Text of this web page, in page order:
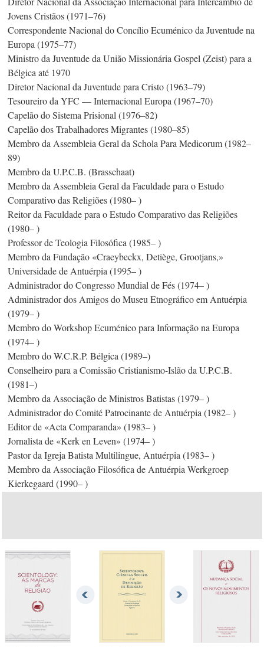
Jovens Cristãos (1971–76)
Correspondente Nacional do Concílio Ecuménico da Juventude na
Europa (1975–77)
Ministro da Juventude da União Missionária Gospel (Zeist) para a
Bélgica até 1970
Diretor Nacional da Juventude para Cristo (1963–79)
Tesoureiro da YFC — Internacional Europa (1967–70)
Capelão do Sistema Prisional (1976–82)
Capelão dos Trabalhadores Migrantes (1980–85)
Membro da Assembleia Geral da Schola Para Medicorum (1982–
89)
Membro da U.P.C.B. (Brasschaat)
Membro da Assembleia Geral da Faculdade para o Estudo
Comparativo das Religiões (1980– )
Reitor da Faculdade para o Estudo Comparativo das Religiões
(1980– )
Professor de Teologia Filosófica (1985– )
Membro da Fundação «Craeybeckx, Detiège, Grootjans,»
Universidade de Antuérpia (1995– )
Administrador do Congresso Mundial de Fés (1974– )
Administrador dos Amigos do Museu Etnográfico em Antuérpia
(1979– )
Membro do Workshop Ecuménico para Informação na Europa
(1974– )
Membro do W.C.R.P. Bélgica (1989–)
Conselheiro para a Comissão Cristianismo-Islão da U.P.C.B.
(1981–)
Membro da Associação de Ministros Batistas (1979– )
Administrador do Comité Patrocinante de Antuérpia (1982– )
Editor de «Acta Comparanda» (1983– )
Jornalista de «Kerk en Leven» (1974– )
Pastor da Igreja Batista Multilingue, Antuérpia (1983– )
Membro da Associação Filosófica de Antuérpia Werkgroep
Kierkegaard (1990– )